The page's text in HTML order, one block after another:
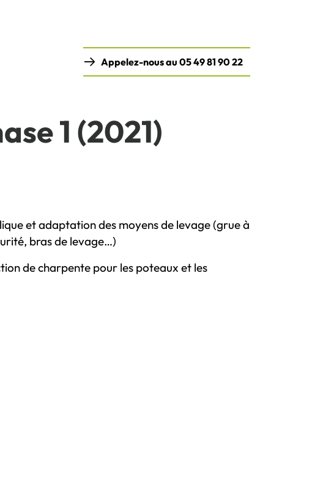
Appelez-nous au 05 49 81 90 22
1 (2021)
et adaptation des moyens de levage (grue à
bras de levage…)
de charpente pour les poteaux et les